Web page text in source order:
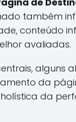
também
conteúdo
avaliadas.
alguns
da
da